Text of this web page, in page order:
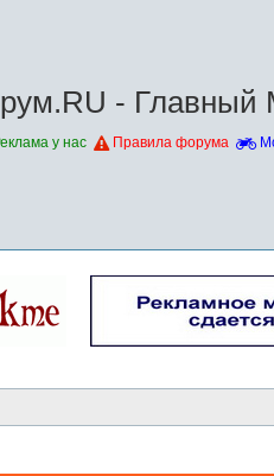
- Главный
у нас Правила форума